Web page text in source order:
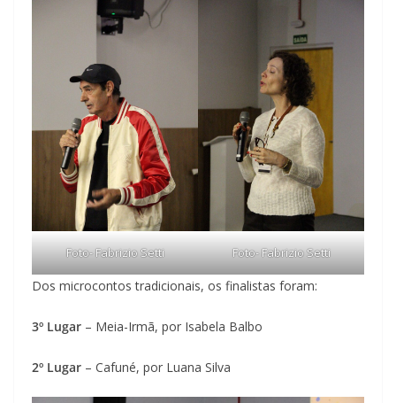
Foto- Fabrizio Setti Foto- Fabrizio Setti
Dos microcontos tradicionais, os finalistas foram:
3º Lugar – Meia-Irmã, por Isabela Balbo
2º Lugar – Cafuné, por Luana Silva